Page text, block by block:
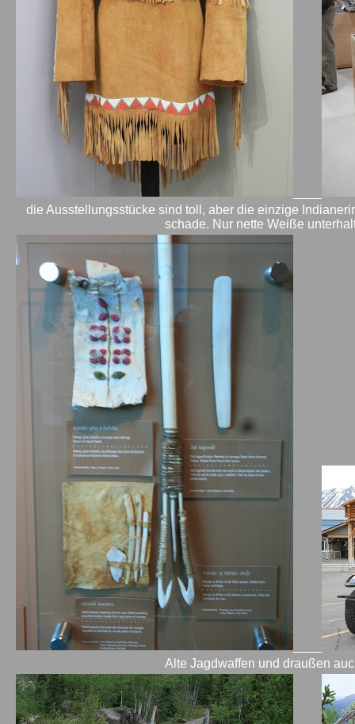
die Ausstellungsstücke sind toll, aber die einzige
schade. Nur nette Weiße
Alte Jagdwaffen und draußen